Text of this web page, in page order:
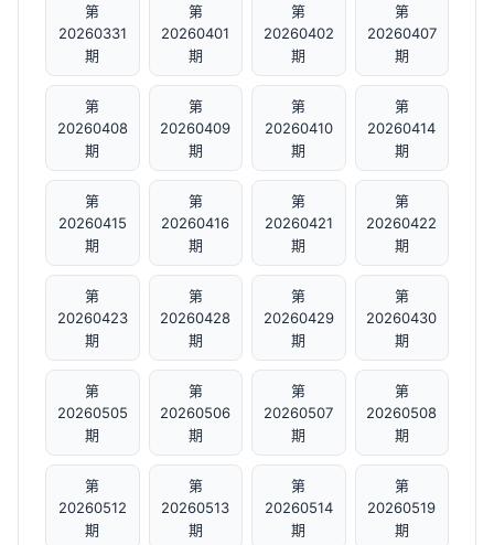
第
20260331
期
第
20260401
期
第
20260402
期
第
20260407
期
第
20260408
期
第
20260409
期
第
20260410
期
第
20260414
期
第
20260415
期
第
20260416
期
第
20260421
期
第
20260422
期
第
20260423
期
第
20260428
期
第
20260429
期
第
20260430
期
第
20260505
期
第
20260506
期
第
20260507
期
第
20260508
期
第
20260512
期
第
20260513
期
第
20260514
期
第
20260519
期